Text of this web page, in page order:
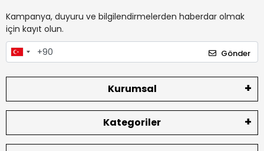
Kampanya, duyuru ve bilgilendirmelerden haberdar olmak
için kayıt olun.
Gönder
Kurumsal
Kategoriler